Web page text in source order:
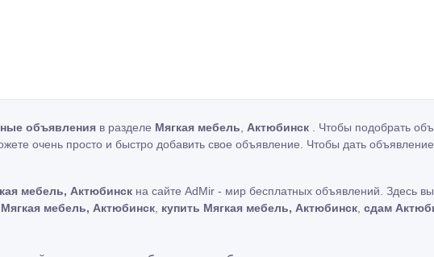
объявления в разделе Мягкая мебель Актюбинск . Чтобы подобрать
очень просто и быстро добавить свое объявление. Чтобы дать объявление
мебель, Актюбинск на сайте AdMir - мир бесплатных объявлений. Здесь
мебель, Актюбинск купить Мягкая мебель, Актюбинск сдам